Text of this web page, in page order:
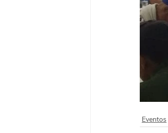
Eventos